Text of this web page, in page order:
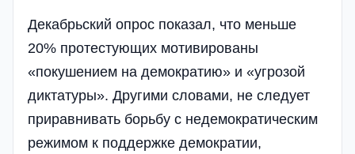
Декабрьский опрос показал, что меньше
20% протестующих мотивированы
«покушением на демократию» и «угрозой
диктатуры». Другими словами, не следует
приравнивать борьбу с недемократическим
режимом к поддержке демократии,